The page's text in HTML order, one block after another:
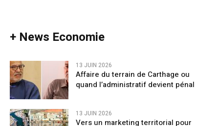
+ News Economie
13 JUIN 2026
Affaire du terrain de Carthage ou
quand l’administratif devient pénal
13 JUIN 2026
Vers un marketing territorial pour